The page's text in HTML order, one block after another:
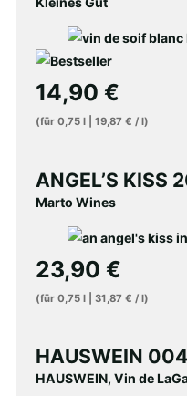
14,90 €
(für 0,75 l| 19,87 € / l)
ANGEL’S KISS
Marto Wines
23,90 €
(für 0,75 l| 31,87 € / l)
HAUSWEIN
HAUSWEIN, Vin de